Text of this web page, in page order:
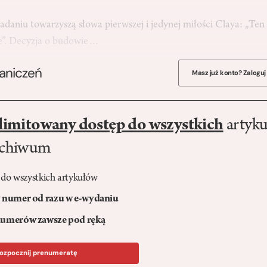
towarzyszą słowa pierwszej i jedynej miłości Claya:
Decyzja o budowie…
Masz już konto?
dostęp do wszystkich
wszystkich artykułów
od razu w e-wydaniu
zawsze pod ręką
prenumeratę